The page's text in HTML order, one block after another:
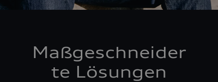
Maßgeschneider
te Lösungen